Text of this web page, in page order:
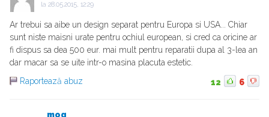
la 28.05.2015, 12:29
Ar trebui sa aibe un design separat pentru Europa si USA... Chiar
sunt niste maisni urate pentru ochiul european, si cred ca oricine ar
fi dispus sa dea 500 eur. mai mult pentru reparatii dupa al 3-lea an
dar macar sa se uite intr-o masina placuta estetic.
Raportează abuz
12 6
mog